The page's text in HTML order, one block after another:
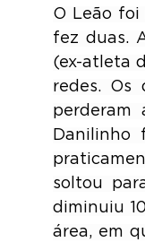
O Leão foi
fez duas.
(ex-atleta
redes. Os
perderam
Danilinho
soltou
diminuiu
área, em